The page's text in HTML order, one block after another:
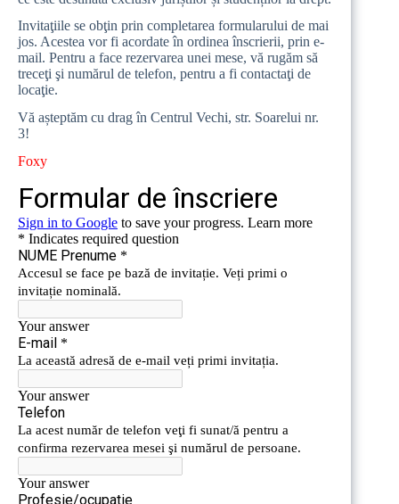
Invitaţiile se obţin prin completarea formularului de mai
jos. Acestea vor fi acordate în ordinea înscrierii, prin e-
mail. Pentru a face rezervarea unei mese, vă rugăm să
treceţi şi numărul de telefon, pentru a fi contactaţi de
locaţie.
Vă așteptăm cu drag în Centrul Vechi, str. Soarelui nr.
3!
Foxy